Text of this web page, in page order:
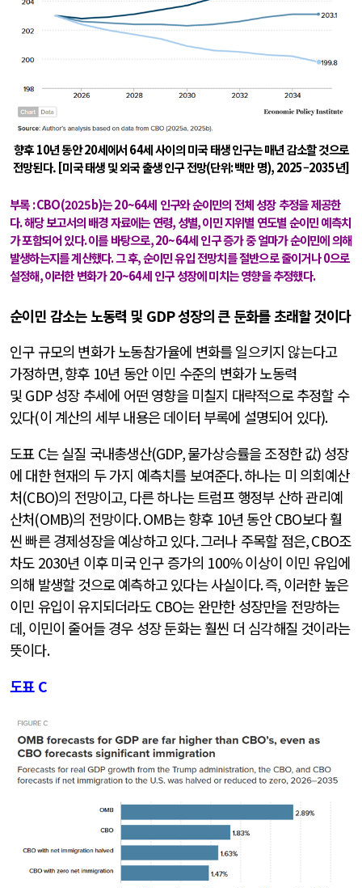
향후10년 동안20세에서64세 사이의 미국 태생 인구는 매년 감소할 것으로
전망된다.[미국 태생 및 외국 출생 인구 전망(단위:백만 명), 2025–2035년]
부록: CBO(2025b)는20~64세 인구와 순이민의 전체 성장 추정을 제공한
다.해당 보고서의 배경 자료에는 연령,성별,이민 지위별 연도별 순이민 예측치
가 포함되어 있다.이를 바탕으로, 20~64세 인구 증가 중 얼마가 순이민에 의해
발생하는지를 계산했다.그 후,순이민 유입 전망치를 절반으로 줄이거나0으로
설정해,이러한 변화가20~64세 인구 성장에 미치는 영향을 추정했다.
순이민 감소는 노동력 및 GDP성장의 큰 둔화를 초래할 것이다
인구 규모의 변화가 노동참가율에 변화를 일으키지 않는다고
가정하면,향후 10년 동안 이민 수준의 변화가 노동력
및 GDP성장 추세에 어떤 영향을 미칠지 대략적으로 추정할 수
있다(이 계산의 세부 내용은 데이터 부록에 설명되어 있다).
도표 C는 실질 국내총생산(GDP,물가상승률을 조정한 값) 성장
에 대한 현재의 두 가지 예측치를 보여준다.하나는 미 의회예산
처(CBO)의 전망이고, 다른 하나는 트럼프 행정부 산하 관리예
산처(OMB)의 전망이다. OMB는 향후 10년 동안CBO보다 훨
씬 빠른 경제성장을 예상하고 있다.그러나 주목할 점은, CBO조
차도 2030년 이후 미국 인구 증가의 100%이상이 이민 유입에
의해 발생할 것으로 예측하고 있다는 사실이다.즉, 이러한 높은
이민 유입이 유지되더라도 CBO는 완만한 성장만을 전망하는
데, 이민이 줄어들 경우 성장 둔화는 훨씬 더 심각해질 것이라는
뜻이다.
도표 C